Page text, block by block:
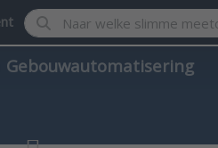
Enter a search term.
Gebouwautomatisering